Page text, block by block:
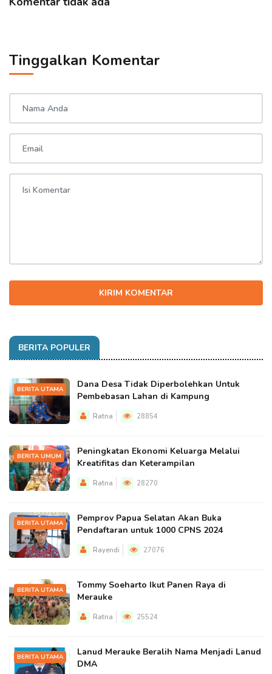
Tinggalkan Komentar
KIRIM KOMENTAR
BERITA POPULER
BERITA UTAMA
Dana Desa Tidak Diperbolehkan Untuk
Pembebasan Lahan di Kampung
Ratna 28854
BERITA UMUM
Peningkatan Ekonomi Keluarga Melalui
Kreatifitas dan Keterampilan
Ratna 28270
BERITA UTAMA
Pemprov Papua Selatan Akan Buka
Pendaftaran untuk 1000 CPNS 2024
Rayendi 27076
BERITA UTAMA
Tommy Soeharto Ikut Panen Raya di
Merauke
Ratna 25524
BERITA UTAMA
Lanud Merauke Beralih Nama Menjadi Lanud
DMA